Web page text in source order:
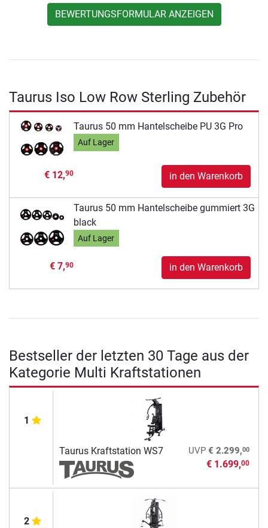
BEWERTUNGSFORMULAR ANZEIGEN
Taurus Iso Low Row Sterling Zubehör
Taurus 50 mm Hantelscheibe PU 3G Pro
Auf Lager
€ 12,90 in den Warenkorb
Taurus 50 mm Hantelscheibe gummiert 3G
black
Auf Lager
€ 7,90 in den Warenkorb
Bestseller der letzten 30 Tage aus der
Kategorie Multi Kraftstationen
1
Taurus Kraftstation WS7 UVP € 2.299,00
€ 1.699,00
2